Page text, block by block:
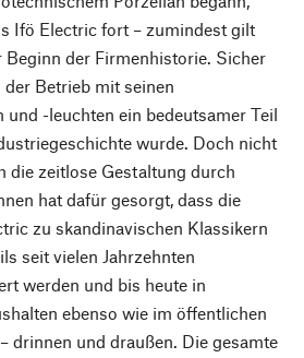
Ifö Electric fort – zumindest gilt
Beginn der Firmenhistorie. Sicher
der Betrieb mit seinen
und -leuchten ein bedeutsamer Teil
wurde. Doch nicht
die zeitlose Gestaltung durch
hat dafür gesorgt, dass die
zu skandinavischen Klassikern
seit vielen Jahrzehnten
werden und bis heute in
ebenso wie im öffentlichen
drinnen und draußen. Die gesamte